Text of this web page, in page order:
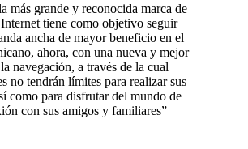
más grande y reconocida marca de
tiene como objetivo seguir
ancha de mayor beneficio en el
ahora, con una nueva y mejor
navegación, a través de la cual
no tendrán límites para realizar sus
como para disfrutar del mundo de
con sus amigos y familiares”